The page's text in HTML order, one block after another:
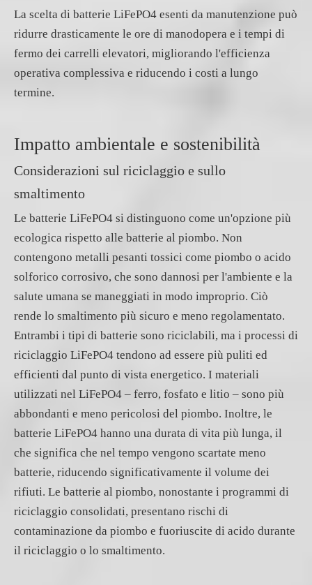
La scelta di batterie LiFePO4 esenti da manutenzione può
ridurre drasticamente le ore di manodopera e i tempi di
fermo dei carrelli elevatori, migliorando l'efficienza
operativa complessiva e riducendo i costi a lungo
termine.
Impatto ambientale e sostenibilità
Considerazioni sul riciclaggio e sullo
smaltimento
Le batterie LiFePO4 si distinguono come un'opzione più
ecologica rispetto alle batterie al piombo. Non
contengono metalli pesanti tossici come piombo o acido
solforico corrosivo, che sono dannosi per l'ambiente e la
salute umana se maneggiati in modo improprio. Ciò
rende lo smaltimento più sicuro e meno regolamentato.
Entrambi i tipi di batterie sono riciclabili, ma i processi di
riciclaggio LiFePO4 tendono ad essere più puliti ed
efficienti dal punto di vista energetico. I materiali
utilizzati nel LiFePO4 – ferro, fosfato e litio – sono più
abbondanti e meno pericolosi del piombo. Inoltre, le
batterie LiFePO4 hanno una durata di vita più lunga, il
che significa che nel tempo vengono scartate meno
batterie, riducendo significativamente il volume dei
rifiuti. Le batterie al piombo, nonostante i programmi di
riciclaggio consolidati, presentano rischi di
contaminazione da piombo e fuoriuscite di acido durante
il riciclaggio o lo smaltimento.